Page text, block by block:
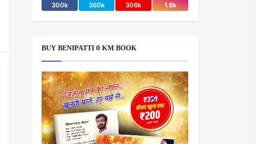
300k 360k 306k 1.8k
BUY BENIPATTI 0 KM BOOK